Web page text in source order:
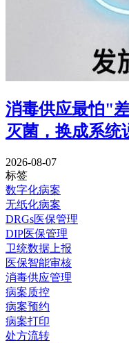
消毒供应最怕"
灭菌，换成系统
2026-08-07
标签
数字化病案
无纸化病案
DRGs医保管理
DIP医保管理
卫统数据上报
医保智能审核
消毒供应管理
病案质控
病案预约
病案打印
处方流转